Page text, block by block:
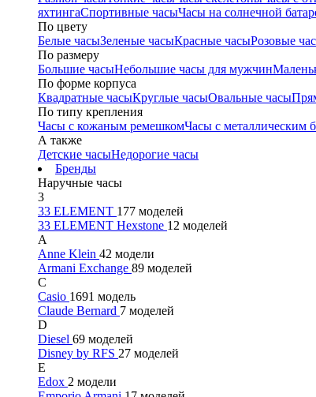
яхтингаСпортивные часыЧасы на солнечной
По цвету
Белые часыЗеленые часыКрасные часыРозовые
По размеру
Большие часыНебольшие часы для мужчин
По форме корпуса
Квадратные часыКруглые часыОвальные часы
По типу крепления
Часы с кожаным ремешкомЧасы с металлическим
А также
Детские часыНедорогие часы
Бренды
Наручные часы
3
33 ELEMENT 177 моделей
33 ELEMENT Hexstone 12 моделей
A
Anne Klein 42 модели
Armani Exchange 89 моделей
C
Casio 1691 модель
Claude Bernard 7 моделей
D
Diesel 69 моделей
Disney by RFS 27 моделей
E
Edox 2 модели